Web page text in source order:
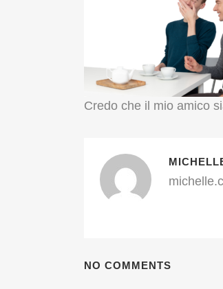
Credo che il mio amico
NO COMMENTS